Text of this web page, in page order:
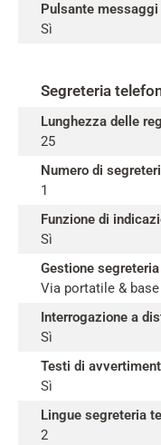
Pulsante messaggi
Sì
Segreteria
Lunghezza delle
25
Numero di
1
Funzione di
Sì
Gestione segreteria
Via portatile & base
Interrogazione a
Sì
Testi di
Sì
Lingue segreteria
2